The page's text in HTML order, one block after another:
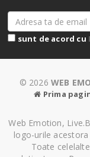
sunt de acord cu
© 2026 WEB
Prima
Web Emotion,
logo-urile
Toate